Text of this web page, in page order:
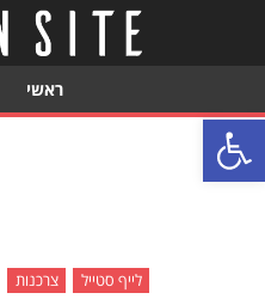
פתח סרגל נגישות
ראשי
לייף סטייל צרכנות